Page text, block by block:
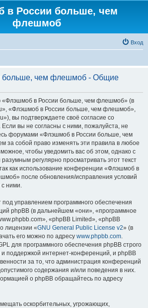
в России больше, чем
флешмоб
Вход
больше, чем флешмоб - Общие
«Флэшмоб в России больше, чем флешмоб» (в
«Флэшмоб в России больше, чем флешмоб»,
вы подтверждаете своё согласие со
вы не согласны с ними, пожалуйста, не
форумами «Флэшмоб в России больше, чем
за собой право изменять эти правила в любое
чтобы уведомить вас об этом, однако с
регулярно просматривать этот текст
как использование конференции «Флэшмоб в
после обновления/исправления условий
с ними.
управлением программного обеспечения
phpBB (в дальнейшем «они», «программное
«phpBB Limited», «phpBB
лицензии «GNU General Public License v2» (в
его можно по адресу www.phpbb.com.
для программного обеспечения phpBB строго
и поддержкой интернет-конференций, и phpBB
за то, что администрация конференций
содержания и/или поведения в них.
о phpBB обращайтесь по адресу
оскорбительных, угрожающих,